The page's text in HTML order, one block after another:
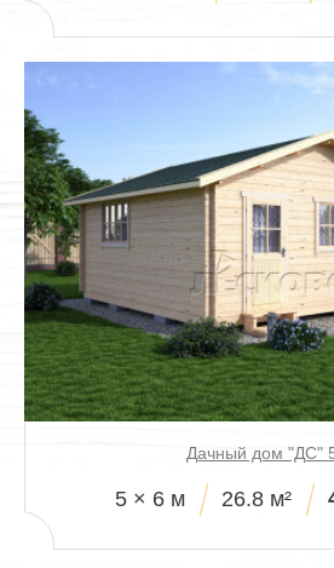
Дачный дом "ДС"
5 × 6 м 26.8 м²